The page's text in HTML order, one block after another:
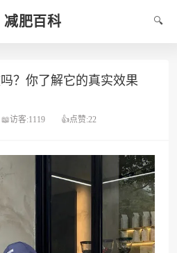
减肥百科 🔍
？你了解它的真实效果
📖访客:1119 👍点赞:22